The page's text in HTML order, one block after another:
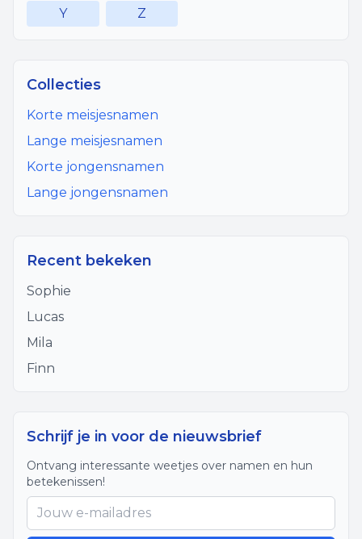
Y Z
Collecties
Korte meisjesnamen
Lange meisjesnamen
Korte jongensnamen
Lange jongensnamen
Recent bekeken
Sophie
Lucas
Mila
Finn
Schrijf je in voor de nieuwsbrief
Ontvang interessante weetjes over namen en hun
betekenissen!